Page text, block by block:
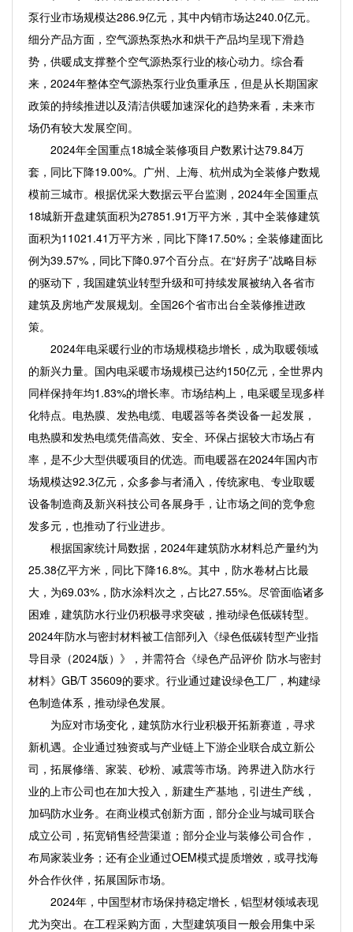
泵行业市场规模达286.9亿元，其中内销市场达240.0亿元。
细分产品方面，空气源热泵热水和烘干产品均呈现下滑趋
势，供暖成支撑整个空气源热泵行业的核心动力。综合看
来，2024年整体空气源热泵行业负重承压，但是从长期国家
政策的持续推进以及清洁供暖加速深化的趋势来看，未来市
场仍有较大发展空间。
2024年全国重点18城全装修项目户数累计达79.84万
套，同比下降19.00%。广州、上海、杭州成为全装修户数规
模前三城市。根据优采大数据云平台监测，2024年全国重点
18城新开盘建筑面积为27851.91万平方米，其中全装修建筑
面积为11021.41万平方米，同比下降17.50%；全装修建面比
例为39.57%，同比下降0.97个百分点。在“好房子”战略目标
的驱动下，我国建筑业转型升级和可持续发展被纳入各省市
建筑及房地产发展规划。全国26个省市出台全装修推进政
策。
2024年电采暖行业的市场规模稳步增长，成为取暖领域
的新兴力量。国内电采暖市场规模已达约150亿元，全世界内
同样保持年均1.83%的增长率。市场结构上，电采暖呈现多样
化特点。电热膜、发热电缆、电暖器等各类设备一起发展，
电热膜和发热电缆凭借高效、安全、环保占据较大市场占有
率，是不少大型供暖项目的优选。而电暖器在2024年国内市
场规模达92.3亿元，众多参与者涌入，传统家电、专业取暖
设备制造商及新兴科技公司各展身手，让市场之间的竞争愈
发多元，也推动了行业进步。
根据国家统计局数据，2024年建筑防水材料总产量约为
25.38亿平方米，同比下降16.8%。其中，防水卷材占比最
大，为69.03%，防水涂料次之，占比27.55%。尽管面临诸多
困难，建筑防水行业仍积极寻求突破，推动绿色低碳转型。
2024年防水与密封材料被工信部列入《绿色低碳转型产业指
导目录（2024版）》，并需符合《绿色产品评价 防水与密封
材料》GB/T 35609的要求。行业通过建设绿色工厂，构建绿
色制造体系，推动绿色发展。
为应对市场变化，建筑防水行业积极开拓新赛道，寻求
新机遇。企业通过独资或与产业链上下游企业联合成立新公
司，拓展修缮、家装、砂粉、减震等市场。跨界进入防水行
业的上市公司也在加大投入，新建生产基地，引进生产线，
加码防水业务。在商业模式创新方面，部分企业与城司联合
成立公司，拓宽销售经营渠道；部分企业与装修公司合作，
布局家装业务；还有企业通过OEM模式提质增效，或寻找海
外合作伙伴，拓展国际市场。
2024年，中国型材市场保持稳定增长，铝型材领域表现
尤为突出。在工程采购方面，大型建筑项目一般会用集中采